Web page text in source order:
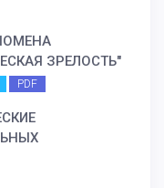
ЗРЕЛОСТЬ"
PDF